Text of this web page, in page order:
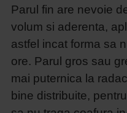
Parul fin are nevoie
volum si aderenta,
astfel incat forma sa
ore. Parul gros sau
mai puternica la
bine distribuite,